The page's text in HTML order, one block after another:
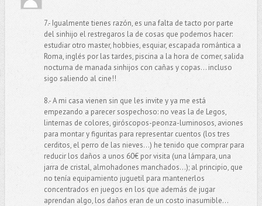
7.- Igualmente tienes razón, es una falta de tacto por parte
del sinhijo el restregaros la de cosas que podemos hacer:
estudiar otro master, hobbies, esquiar, escapada romántica a
Roma, inglés por las tardes, piscina a la hora de comer, salida
nocturna de manada sinhijos con cañas y copas... incluso
sigo saliendo al cine!!
8.- A mi casa vienen sin que les invite y ya me está
empezando a parecer sospechoso: no veas la de Legos,
linternas de colores, giróscopos-peonza-luminosos, aviones
para montar y figuritas para representar cuentos (los tres
cerditos, el perro de las nieves...) he tenido que comprar para
reducir los daños a unos 60€ por visita (una lámpara, una
jarra de cristal, almohadones manchados...); al principio, que
no tenía equipamiento juguetil para mantenerlos
concentrados en juegos en los que además de jugar
aprendan algo, los daños eran de un costo inasumible...